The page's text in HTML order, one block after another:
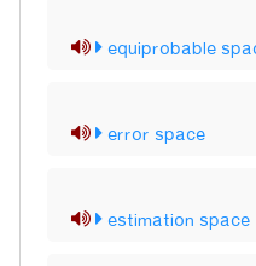
equiprobable
error space
estimation space